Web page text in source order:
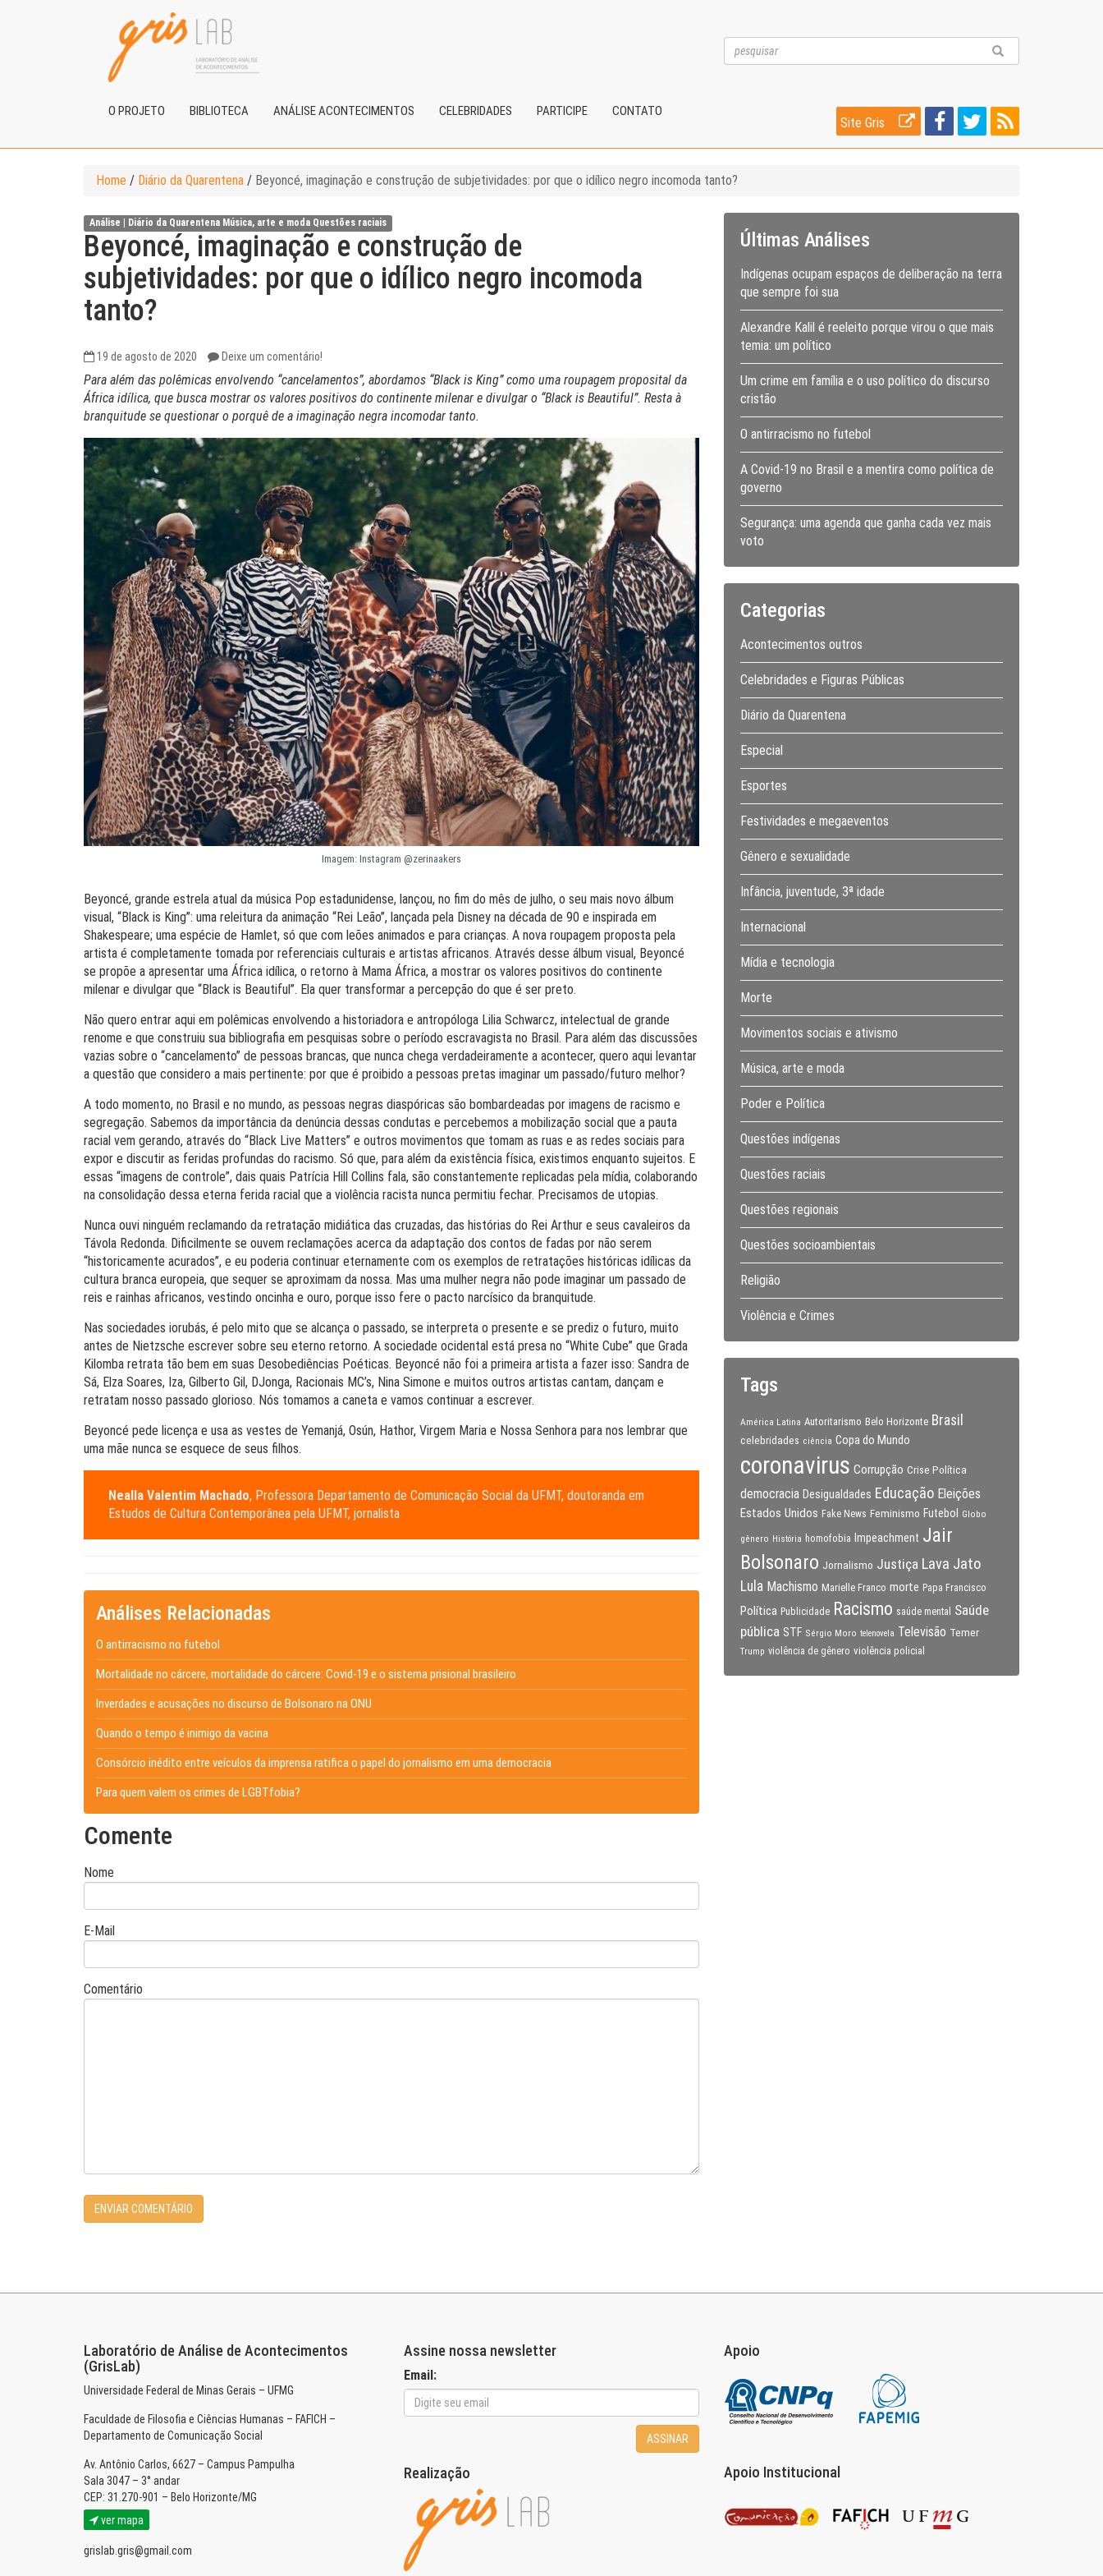
O PROJETO BIBLIOTECA ANÁLISE ACONTECIMENTOS CELEBRIDADES PARTICIPE CONTATO
Site Gris
Home / Diário da Quarentena / Beyoncé, imaginação e construção de subjetividades: por que o idílico negro incomoda tanto?
Análise | Diário da Quarentena Música, arte e moda Questões raciais
Beyoncé, imaginação e construção de
subjetividades: por que o idílico negro incomoda
tanto?
19 de agosto de 2020 Deixe um comentário!
Para além das polêmicas envolvendo “cancelamentos”, abordamos “Black is King” como uma roupagem proposital da
África idílica, que busca mostrar os valores positivos do continente milenar e divulgar o “Black is Beautiful”. Resta à
branquitude se questionar o porquê de a imaginação negra incomodar tanto.
Imagem: Instagram @zerinaakers
Beyoncé, grande estrela atual da música Pop estadunidense, lançou, no fim do mês de julho, o seu mais novo álbum
visual, “Black is King”: uma releitura da animação “Rei Leão”, lançada pela Disney na década de 90 e inspirada em
Shakespeare; uma espécie de Hamlet, só que com leões animados e para crianças. A nova roupagem proposta pela
artista é completamente tomada por referenciais culturais e artistas africanos. Através desse álbum visual, Beyoncé
se propõe a apresentar uma África idílica, o retorno à Mama África, a mostrar os valores positivos do continente
milenar e divulgar que “Black is Beautiful”. Ela quer transformar a percepção do que é ser preto.
Não quero entrar aqui em polêmicas envolvendo a historiadora e antropóloga Lilia Schwarcz, intelectual de grande
renome e que construiu sua bibliografia em pesquisas sobre o período escravagista no Brasil. Para além das discussões
vazias sobre o “cancelamento” de pessoas brancas, que nunca chega verdadeiramente a acontecer, quero aqui levantar
a questão que considero a mais pertinente: por que é proibido a pessoas pretas imaginar um passado/futuro melhor?
A todo momento, no Brasil e no mundo, as pessoas negras diaspóricas são bombardeadas por imagens de racismo e
segregação. Sabemos da importância da denúncia dessas condutas e percebemos a mobilização social que a pauta
racial vem gerando, através do “Black Live Matters” e outros movimentos que tomam as ruas e as redes sociais para
expor e discutir as feridas profundas do racismo. Só que, para além da existência física, existimos enquanto sujeitos. E
essas “imagens de controle”, dais quais Patrícia Hill Collins fala, são constantemente replicadas pela mídia, colaborando
na consolidação dessa eterna ferida racial que a violência racista nunca permitiu fechar. Precisamos de utopias.
Nunca ouvi ninguém reclamando da retratação midiática das cruzadas, das histórias do Rei Arthur e seus cavaleiros da
Távola Redonda. Dificilmente se ouvem reclamações acerca da adaptação dos contos de fadas por não serem
“historicamente acurados”, e eu poderia continuar eternamente com os exemplos de retratações históricas idílicas da
cultura branca europeia, que sequer se aproximam da nossa. Mas uma mulher negra não pode imaginar um passado de
reis e rainhas africanos, vestindo oncinha e ouro, porque isso fere o pacto narcísico da branquitude.
Nas sociedades iorubás, é pelo mito que se alcança o passado, se interpreta o presente e se prediz o futuro, muito
antes de Nietzsche escrever sobre seu eterno retorno. A sociedade ocidental está presa no “White Cube” que Grada
Kilomba retrata tão bem em suas Desobediências Poéticas. Beyoncé não foi a primeira artista a fazer isso: Sandra de
Sá, Elza Soares, Iza, Gilberto Gil, DJonga, Racionais MC’s, Nina Simone e muitos outros artistas cantam, dançam e
retratam nosso passado glorioso. Nós tomamos a caneta e vamos continuar a escrever.
Beyoncé pede licença e usa as vestes de Yemanjá, Osún, Hathor, Virgem Maria e Nossa Senhora para nos lembrar que
uma mãe nunca se esquece de seus filhos.
Nealla Valentim Machado, Professora Departamento de Comunicação Social da UFMT, doutoranda em
Estudos de Cultura Contemporânea pela UFMT, jornalista
Análises Relacionadas
O antirracismo no futebol
Mortalidade no cárcere, mortalidade do cárcere: Covid-19 e o sistema prisional brasileiro
Inverdades e acusações no discurso de Bolsonaro na ONU
Quando o tempo é inimigo da vacina
Consórcio inédito entre veículos da imprensa ratifica o papel do jornalismo em uma democracia
Para quem valem os crimes de LGBTfobia?
Comente
Nome
E-Mail
Comentário
Últimas Análises
Indígenas ocupam espaços de deliberação na terra
que sempre foi sua
Alexandre Kalil é reeleito porque virou o que mais
temia: um político
Um crime em família e o uso político do discurso
cristão
O antirracismo no futebol
A Covid-19 no Brasil e a mentira como política de
governo
Segurança: uma agenda que ganha cada vez mais
voto
Categorias
Acontecimentos outros
Celebridades e Figuras Públicas
Diário da Quarentena
Especial
Esportes
Festividades e megaeventos
Gênero e sexualidade
Infância, juventude, 3ª idade
Internacional
Mídia e tecnologia
Morte
Movimentos sociais e ativismo
Música, arte e moda
Poder e Política
Questões indígenas
Questões raciais
Questões regionais
Questões socioambientais
Religião
Violência e Crimes
Tags
América Latina Autoritarismo Belo Horizonte Brasil
celebridades ciência Copa do Mundo
coronavirus Corrupção Crise Política
democracia Desigualdades Educação Eleições
Estados Unidos Fake News Feminismo Futebol Globo
gênero História homofobia Impeachment Jair
Bolsonaro Jornalismo Justiça Lava Jato
Lula Machismo Marielle Franco morte Papa Francisco
Política Publicidade Racismo saúde mental
Saúde
pública STF Sérgio Moro telenovela Televisão Temer
Trump violência de gênero violência policial
Laboratório de Análise de Acontecimentos
(GrisLab)
Universidade Federal de Minas Gerais – UFMG
Faculdade de Filosofia e Ciências Humanas – FAFICH –
Departamento de Comunicação Social
Av. Antônio Carlos, 6627 – Campus Pampulha
Sala 3047 – 3° andar
CEP: 31.270-901 – Belo Horizonte/MG
ver mapa
grislab.gris@gmail.com
Assine nossa newsletter
Email:
ASSINAR
Realização
Apoio
Apoio Institucional